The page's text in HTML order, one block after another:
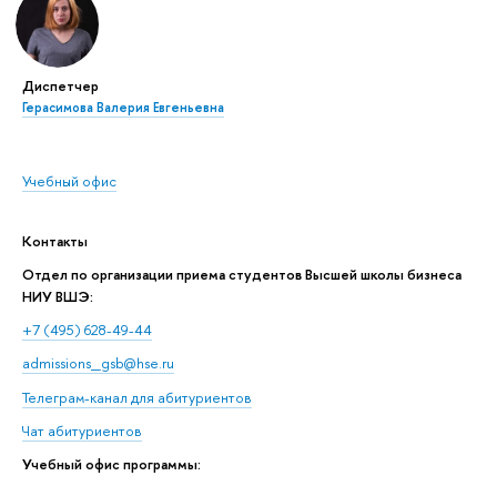
Диспетчер
Герасимова Валерия Евгеньевна
Учебный офис
Контакты
Отдел по организации приема студентов Высшей школы бизнеса
НИУ ВШЭ:
+7 (495) 628-49-44
admissions_gsb@hse.ru
Телеграм-канал для абитуриентов
Чат абитуриентов
Учебный офис программы: